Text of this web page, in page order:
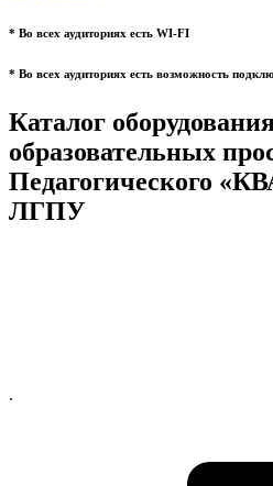
* Во всех аудиториях есть WI-FI
* Во всех аудиториях есть возможность
Каталог
образовательных
Педагогического
ЛГПУ
.